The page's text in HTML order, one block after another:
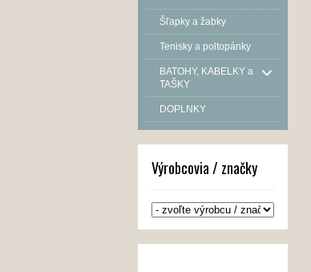
Šľapky a žabky
Tenisky a poltopánky
BATOHY, KABELKY a
TAŠKY
DOPLNKY
Výrobcovia / značky